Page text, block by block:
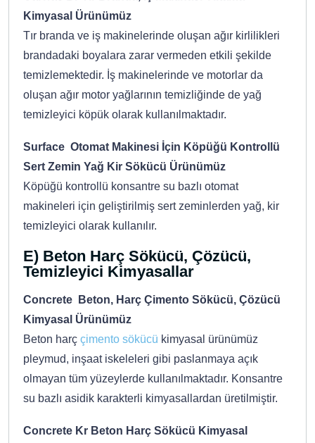
Kimyasal Ürünümüz
Tır branda ve iş makinelerinde oluşan ağır kirlilikleri
brandadaki boyalara zarar vermeden etkili şekilde
temizlemektedir. İş makinelerinde ve motorlar da
oluşan ağır motor yağlarının temizliğinde de yağ
temizleyici köpük olarak kullanılmaktadır.
Surface Otomat Makinesi İçin Köpüğü Kontrollü
Sert Zemin Yağ Kir Sökücü Ürünümüz
Köpüğü kontrollü konsantre su bazlı otomat
makineleri için geliştirilmiş sert zeminlerden yağ, kir
temizleyici olarak kullanılır.
E) Beton Harç Sökücü, Çözücü,
Temizleyici Kimyasallar
Concrete Beton, Harç Çimento Sökücü, Çözücü
Kimyasal Ürünümüz
Beton harç çimento sökücü kimyasal ürünümüz
pleymud, inşaat iskeleleri gibi paslanmaya açık
olmayan tüm yüzeylerde kullanılmaktadır. Konsantre
su bazlı asidik karakterli kimyasallardan üretilmiştir.
Concrete Kr Beton Harç Sökücü Kimyasal